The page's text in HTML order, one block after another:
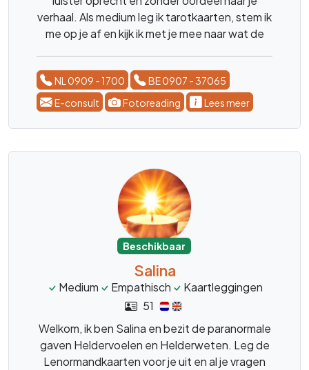
verhaal. Als medium leg ik tarotkaarten, stem ik
me op je af en kijk ik met je mee naar wat de
liefde, tweelingzielen,
toekomstvoorspellingen en zakelijk advies.
Ook is contact met overleden dierbaren
mogelijk. Al 30 jaar ervaring – niets is gek.
NL 0909 - 1700
BE 0907 - 37065
E-consult
Fotoreading Lees meer
Beschikbaar
Salina
Medium Empathisch
Kaartleggingen
51
Welkom, ik ben Salina en bezit de paranormale
gaven Heldervoelen en Helderweten. Leg de
Lenormandkaarten voor je uit en al je vragen